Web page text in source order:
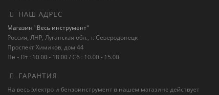
НАШ АДРЕС
Магазин "Весь инструмент"
Россия, ЛНР, Луганская обл., г. Северодонецк
Проспект Химиков, дом 44
Пн - Пт : 10.00 - 18.00 / Сб : 10.00 - 15.00
ГАРАНТИЯ
На весь электро и бензоинструмент в нашем магазине действует